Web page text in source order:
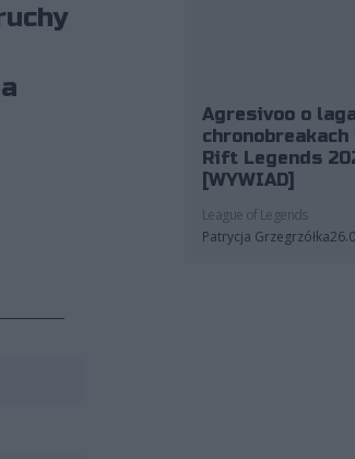
Agresivoo o
Rift Legends
[WYWIAD]
League of Legends
Patrycja Grzegrzółka